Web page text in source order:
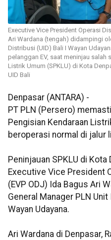
Executive Vice President Operasi
Ari Wardana (tengah) didampingi
Distribusi (UID) Bali I Wayan
pelanggan EV, saat meninjau salah
Listrik Umum (SPKLU) di Kota
UID Bali
Denpasar (ANTARA) -
PT PLN (Persero)
Pengisian Kendaraan
beroperasi normal di jalur
Peninjauan SPKLU di
Executive Vice President
(EVP ODJ) Ida Bagus Ari
General Manager PLN Unit
Wayan Udayana.
Ari Wardana di Denpasar,